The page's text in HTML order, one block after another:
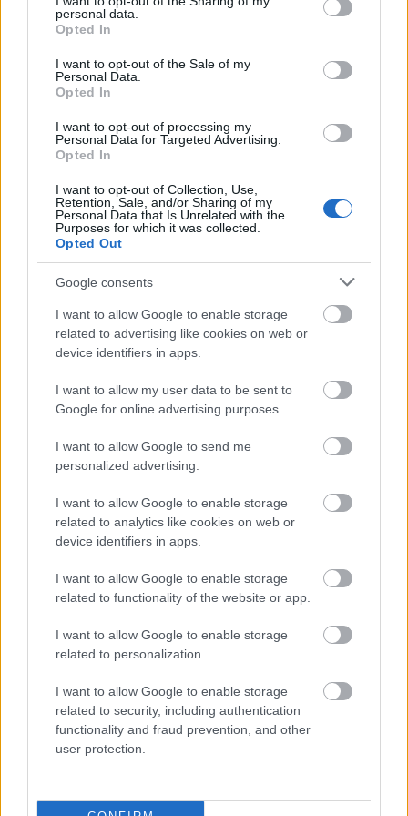
grant or deny consent to Google and its third-party tags to
use your data for below specified purposes in below Google
consent section.
personal data.
Opted In
I want to opt-out of the Sale of my
Personal Data.
Opted In
I want to opt-out of processing my
Personal Data for Targeted Advertising.
Opted In
I want to opt-out of Collection, Use,
Retention, Sale, and/or Sharing of my
Personal Data that Is Unrelated with the
Purposes for which it was collected.
Opted Out
Google consents
I want to allow Google to enable storage
related to advertising like cookies on web or
device identifiers in apps.
I want to allow my user data to be sent to
Google for online advertising purposes.
I want to allow Google to send me
personalized advertising.
I want to allow Google to enable storage
related to analytics like cookies on web or
device identifiers in apps.
I want to allow Google to enable storage
related to functionality of the website or app.
I want to allow Google to enable storage
related to personalization.
I want to allow Google to enable storage
related to security, including authentication
functionality and fraud prevention, and other
user protection.
helyzetek elkerülése. Ez pl. felhőszolgáltatások
esetében lehet alkalmazható, de más
felmerülhet ezen rendelkezések
alkalmazhatósága. A rendelet meghatároz
vonatkozó szabályokat is.
Nem személyes adatok nemzetközi
személyes adatok tekintetében a nemzetközi,
EU-n kívüli adattovábbításra szabályozására is.
Ezek a szabályok kevésbé kidolgozottak és
részletesek, mint a GDPR, illetve az egyéb
személyes adatokra vonatkozó uniós
szabályozás esetében, de jelzik az
adatszuverenitás iránti uniós igényt, amely az
elmúlt években egyre erősebben jelenik meg a
szabályozásban és a jogalkalmazásban is (pl. az
EU-n kívüli országok általi kormányzati
adathozzáférési lehetőségeinek korlátozása
révén).
Adatvédelmi hatósági jogkörök:
Személyes
adatok érintettsége esetén az adatmegosztási
vonatkozásában is felhatalmazást kapnak az
adatvédelmi hatóságok ezen tevékenységek
felügyeletére és eljárásra (uniós intézmények
biztos kap jogosítványt erre).
Európai Adatinnovációs Testület (EDIB):
adatkormányzási rendelet alapján
létrehozott Európai Adatinnovációs Testület a
Data Act alapján is kap feladatokat, elsősorban
a rendelet alkalmazásának egységesítése
kapcsán, illetve tanácsadói szerepben.
Az adatmegosztási rendelet elfogadásával egy
alkalmazására való felkészülés számos területen